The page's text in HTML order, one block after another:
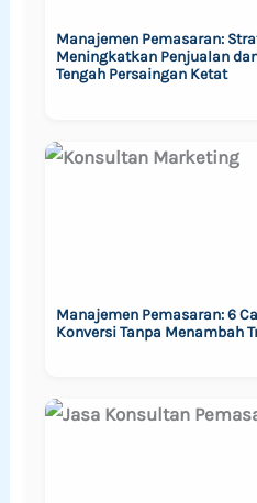
Manajemen Pemasaran:
Meningkatkan Penjualan
Tengah Persaingan Ketat
Manajemen Pemasaran: 6
Konversi Tanpa Menambah